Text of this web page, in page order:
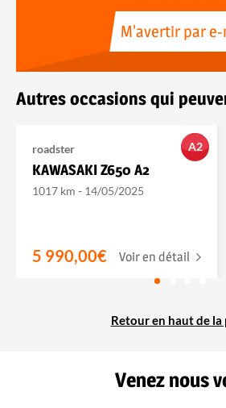
M'avertir par
Autres occasions qui
A2
roadster
KAWASAKI Z650 A2
1017 km - 14/05/2025
5 990,00€ Voir en détail
Retour en haut de la
Venez nous